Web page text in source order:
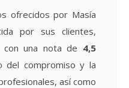
ofrecidos por Masía
por sus clientes,
con una nota de 4,5
compromiso y la
así como